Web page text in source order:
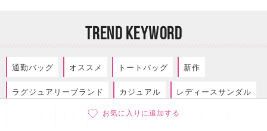
お気に入りに追加する
TREND KEYWORD
通勤バッグ オススメ トートバッグ 新作
ラグジュアリーブランド カジュアル レディースサンダル
お洒落 トングサンダル